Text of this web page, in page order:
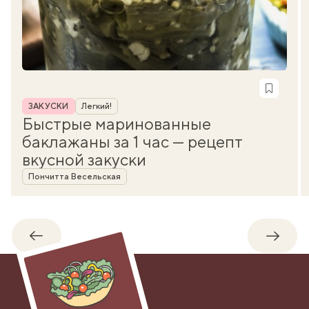
Рубрика
ЗАКУСКИ Легкий!
Быстрые маринованные
баклажаны за 1 час — рецепт
вкусной закуски
Автор
Пончитта Весельская
Обратно